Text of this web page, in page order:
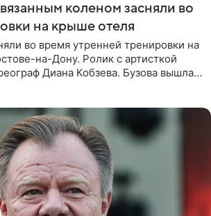
коленом засняли во
на крыше отеля
во время утренней тренировки на
на-Дону. Ролик с артисткой
Диана Кобзева. Бузова вышла